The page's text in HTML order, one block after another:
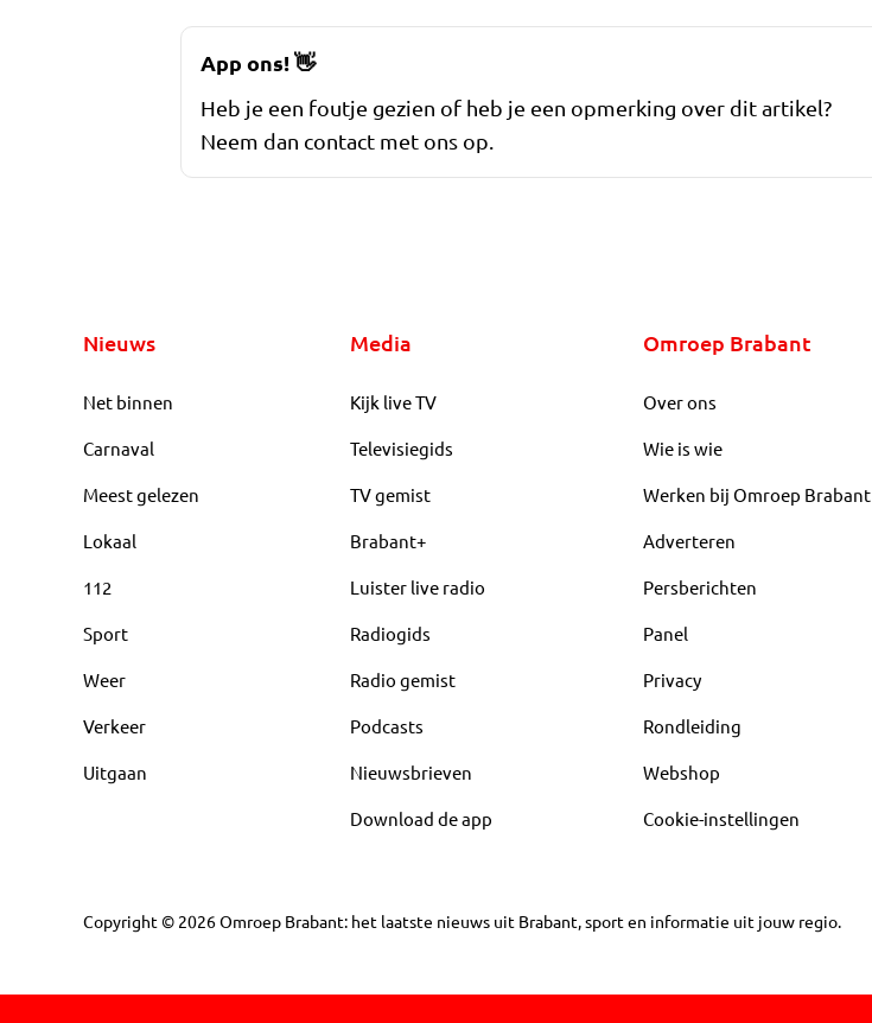
App ons!👋
Heb je een foutje gezien of heb je een opmerking over dit artikel?
Neem dan contact met ons op.
Nieuws
Net binnen
Carnaval
Meest gelezen
Lokaal
112
Sport
Weer
Verkeer
Uitgaan
Media
Kijk live TV
Televisiegids
TV gemist
Brabant+
Luister live radio
Radiogids
Radio gemist
Podcasts
Nieuwsbrieven
Download de app
Omroep Brabant
Over ons
Wie is wie
Werken bij Omroep Brabant
Adverteren
Persberichten
Panel
Privacy
Rondleiding
Webshop
Cookie-instellingen
Copyright © 2026Omroep Brabant: het laatste nieuws uit Brabant, sport en informatie uit jouw regio.